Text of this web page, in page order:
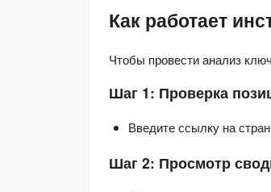
Как работает
Чтобы провести анализ
Шаг 1: Проверка
Введите ссылку на
Шаг 2: Просмотр